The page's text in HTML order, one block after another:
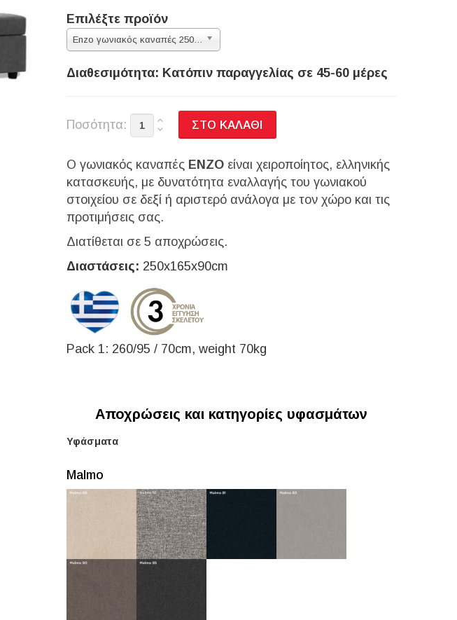
Επιλέξτε προϊόν
Enzo γωνιακός καναπές 250x165x90cm Malmo 05
Διαθεσιμότητα: Κατόπιν παραγγελίας σε 45-60 μέρες
Ποσότητα:
Ο γωνιακός καναπές ENZOείναι χειροποίητος, ελληνικής
κατασκευής, με δυνατότητα εναλλαγής του γωνιακού
στοιχείου σε δεξί ή αριστερό ανάλογα με τον χώρο και τις
προτιμήσεις σας.
Διατίθεται σε 5 αποχρώσεις.
Διαστάσεις: 250x165x90cm
Pack 1: 260/95 / 70cm, weight 70kg
Αποχρώσεις και κατηγορίες υφασμάτων
Υφάσματα
Μalmo